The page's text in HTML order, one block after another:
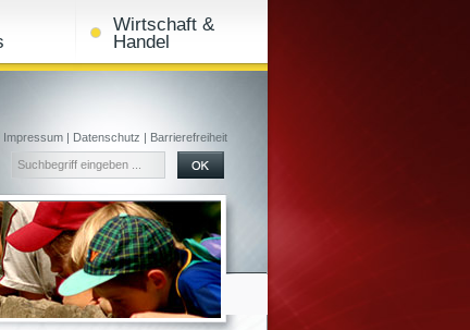
Impressum| Datenschutz | Barrierefreiheit
Wirtschaft &
Handel